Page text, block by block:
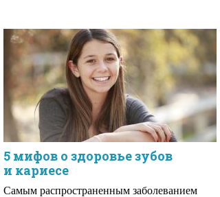
5 мифов о здоровье зубов
и кариесе
Самым распространенным заболеванием